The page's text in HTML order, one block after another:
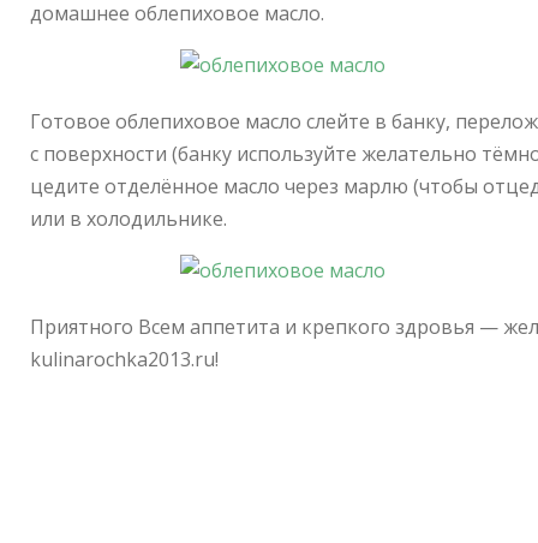
домашнее облепиховое масло.
Готовое облепиховое масло слейте в банку,
с поверхности (банку используйте желательно
цедите отделённое масло через марлю (чтобы
или в холодильнике.
Приятного Всем аппетита и крепкого здровья —
kulinarochka2013.ru!